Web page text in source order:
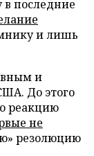
последние
и лишь
и
До этого
реакцию
не
резолюцию